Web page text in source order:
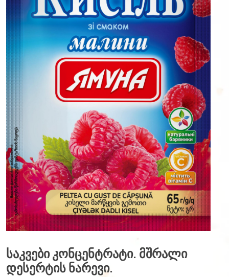
საკვები კონცენტრატი. მშრალი
დესერტის ნარევი.